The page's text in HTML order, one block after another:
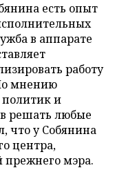
есть опыт
в аппарате
работу
мнению
и
решать любые
что у Собянина
центра,
прежнего мэра.